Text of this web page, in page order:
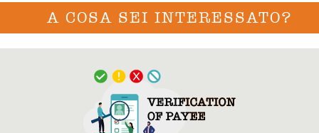
A COSA SEI INTERESSATO?